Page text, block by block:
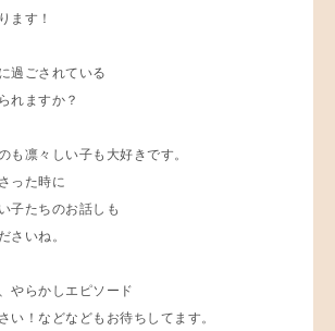
ます！
過ごされている
れますか？
も凛々しい子も大好きです。
った時に
子たちのお話しも
さいね。
やらかしエピソード
い！などなどもお待ちしてます。